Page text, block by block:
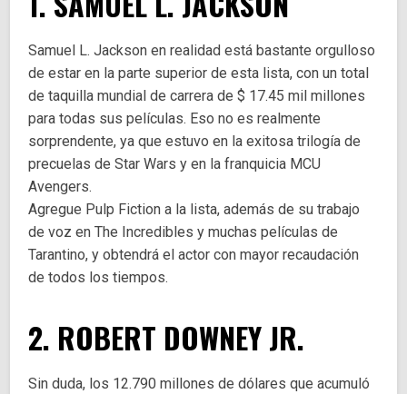
Samuel L. Jackson en realidad está bastante orgulloso
de estar en la parte superior de esta lista, con un total
de taquilla mundial de carrera de $ 17.45 mil millones
para todas sus películas. Eso no es realmente
sorprendente, ya que estuvo en la exitosa trilogía de
precuelas de Star Wars y en la franquicia MCU
Avengers.
Agregue Pulp Fiction a la lista, además de su trabajo
de voz en The Incredibles y muchas películas de
Tarantino, y obtendrá el actor con mayor recaudación
de todos los tiempos.
2. ROBERT DOWNEY JR.
Sin duda, los 12.790 millones de dólares que acumuló